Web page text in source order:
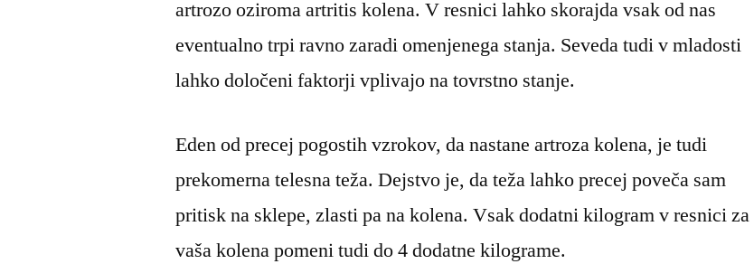
artrozo oziroma artritis kolena. V resnici lahko skorajda vsak od nas
eventualno trpi ravno zaradi omenjenega stanja. Seveda tudi v mladosti
lahko določeni faktorji vplivajo na tovrstno stanje.
Eden od precej pogostih vzrokov, da nastane artroza kolena, je tudi
prekomerna telesna teža. Dejstvo je, da teža lahko precej poveča sam
pritisk na sklepe, zlasti pa na kolena. Vsak dodatni kilogram v resnici za
vaša kolena pomeni tudi do 4 dodatne kilograme.